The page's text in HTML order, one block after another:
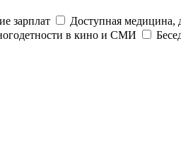
зарплат
Доступная медицина,
в кино и СМИ